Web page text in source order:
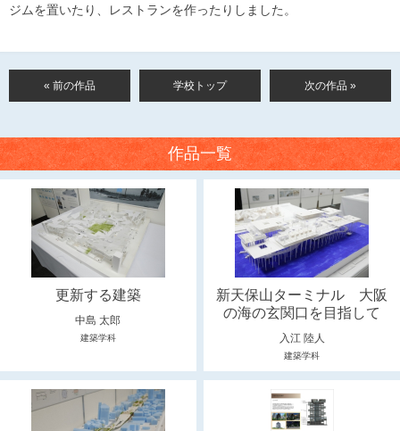
ジムを置いたり、レストランを作ったりしました。
« 前の作品 学校トップ 次の作品 »
作品一覧
更新する建築
中島 太郎
建築学科
新天保山ターミナル 大阪
の海の玄関口を目指して
入江 陸人
建築学科